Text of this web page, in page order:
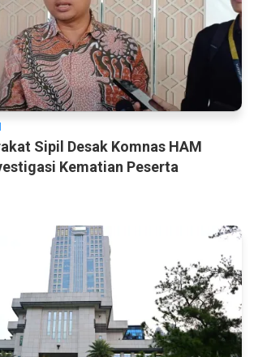
Sipil Desak Komnas HAM
Kematian Peserta